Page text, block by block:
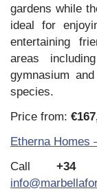
gardens while
ideal for
entertaining
areas
gymnasium
species.
Price from:
Etherna Homes
Call +34